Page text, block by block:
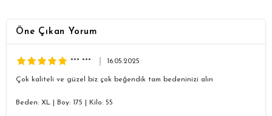
Öne Çıkan Yorum
*** *** 16.05.2025
Çok kaliteli ve güzel biz çok beğendik tam bedeninizi alın
Beden: XL Boy: 175 Kilo: 55